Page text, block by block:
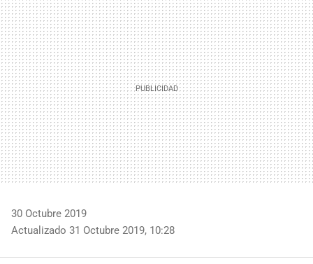
MAIL
30 Octubre 2019
Actualizado 31 Octubre 2019, 10:28